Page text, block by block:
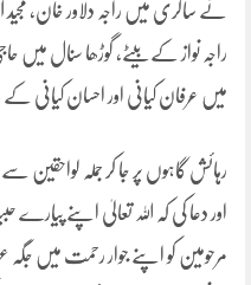
نے ساگری میں راجہ دلاور خان، مجید
راجہ نواز کے بیٹے، گوڑھا سنال میں
میں عرفان کیانی اور احسان کیانی کے
رہائش گاہوں پر جا کر جملہ لواحقین
اور دعا کی کہ اللہ تعالیٰ اپنے
مرحومین کو اپنے جوار رحمت میں